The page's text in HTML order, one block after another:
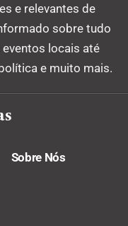
e relevantes de
sobre tudo
locais até
e muito mais.
Sobre Nós